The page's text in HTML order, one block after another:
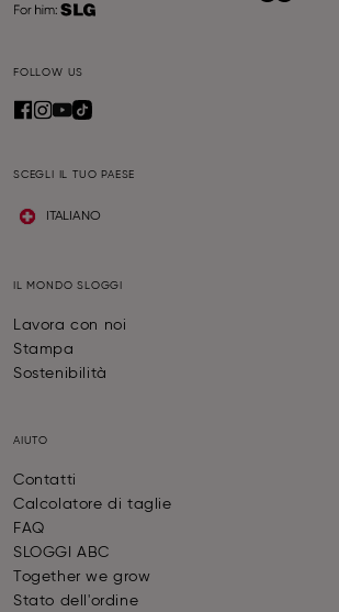
FOLLOW US
SCEGLI IL TUO PAESE
ITALIANO
IL MONDO SLOGGI
Lavora con noi
Stampa
Sostenibilità
AIUTO
Contatti
Calcolatore di taglie
FAQ
SLOGGI ABC
Together we grow
Stato dell'ordine